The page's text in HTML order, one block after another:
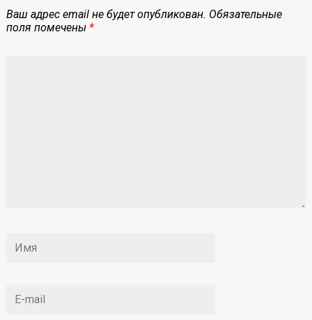
Ваш адрес email не будет опубликован. Обязательные
поля помечены *